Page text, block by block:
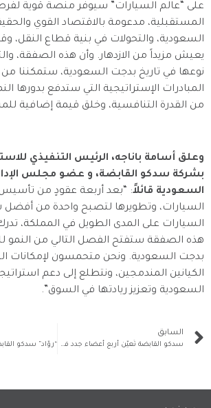
على “عالم السيارات” سيوفر منصة قوية
المستقبلية، مدعومة بالاقتصاد القوي
السعودية، والتحولات في بنية قطاع النقل،
يعيش مزيداً من الازدهار. وأن هذه الصفقة،
نوعها في تاريخ بدجت السعودية،
المبادرات الإستراتيجية التي ستدفع بدورها
من القدرة التنافسية، وخلق قيمة إضافية
وعلق أسامة باناجه، الرئيس التنفيذي
بشركة سدكو القابضة، و عضو مجلس
السعودية قائلاً: “بعد أربعة عقودٍ من
السيارات، وتطويرها لتصبح واحدة من أفضل
السيارات على المدى الطويل في المملكة،
هذه الصفقة ستفتح الفصل التالي من النمو
بدجت السعودية. ونحن متحمسون لإمكانات
الكيانين المندمجين، ونتطلع إلى دعم
السعودية وتعزيز ريادتها في السوق”.
السابق
سدكو القابضة تُعيّن أربع أعضاء جدد في مجلس إدارتها